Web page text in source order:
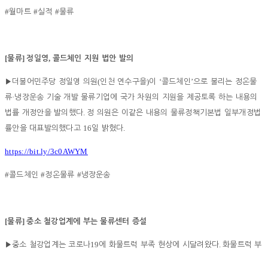
#월마트#실적 #물류
[물류]정일영, 콜드체인 지원 법안 발의
▶ 더불어민주당 정일영 의원(인천 연수구을)이 ‘콜드체인 ’으로 불리는 정온물
류·냉장운송 기술 개발 물류기업에 국가 차원의 지원을 제공토록 하는 내용의
법률 개정안을 발의했다. 정 의원은 이같은 내용의 물류정책기본법 일부개정법
률안을 대표발의했다고 16일 밝혔다.
https://bit.ly/3c0AWYM
#콜드체인#정온물류 #냉장운송
[물류]중소 철강업계에 부는 물류센터 증설
▶중소 철강업계는 코로나19에 화물트럭 부족 현상에 시달려왔다.화물트럭 부